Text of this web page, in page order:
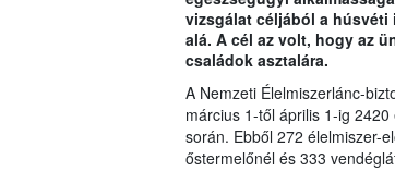
vizsgálat céljából a húsvéti
alá. A cél az volt, hogy az
családok asztalára.
A Nemzeti Élelmiszerlánc-
március 1-től április 1-ig
során. Ebből 272 élelmiszer-
őstermelőnél és 333